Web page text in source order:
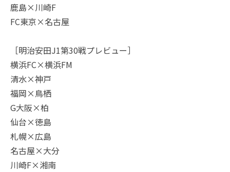
鹿島×川崎F
FC東京×名古屋
［明治安田J1第30戦プレビュー］
横浜FC×横浜FM
清水×神戸
福岡×鳥栖
G大阪×柏
仙台×徳島
札幌×広島
名古屋×大分
川崎F×湘南